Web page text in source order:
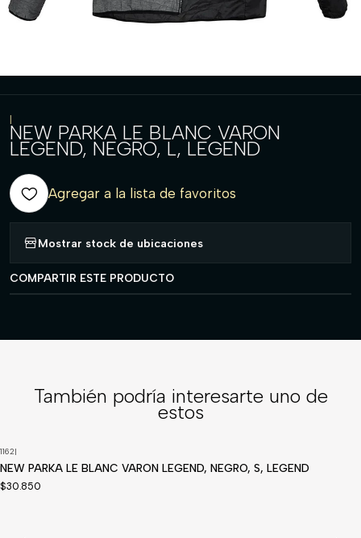
|
NEW PARKA LE BLANC VARON
LEGEND, NEGRO, L, LEGEND
Agregar a la lista de favoritos
Mostrar stock de ubicaciones
COMPARTIR ESTE PRODUCTO
También podría interesarte uno de
estos
1162|
NEW PARKA LE BLANC VARON LEGEND, NEGRO, S, LEGEND
$30.850